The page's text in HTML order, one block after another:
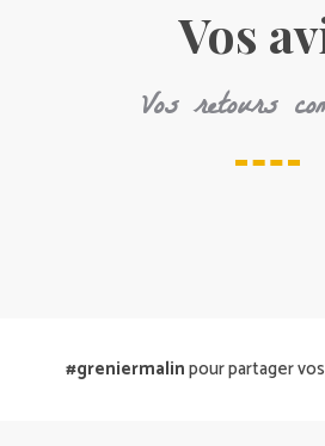
Vos
Vos retours
#greniermalinpour partager